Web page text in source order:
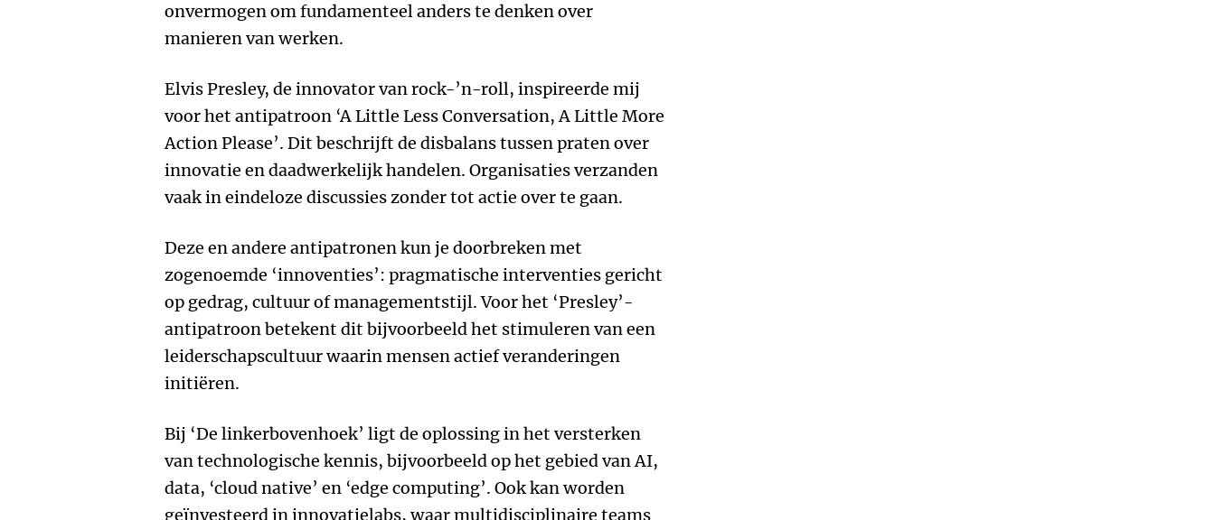
onvermogen om fundamenteel anders te denken over
manieren van werken.
Elvis Presley, de innovator van rock-’n-roll, inspireerde mij
voor het antipatroon ‘A Little Less Conversation, A Little More
Action Please’. Dit beschrijft de disbalans tussen praten over
innovatie en daadwerkelijk handelen. Organisaties verzanden
vaak in eindeloze discussies zonder tot actie over te gaan.
Deze en andere antipatronen kun je doorbreken met
zogenoemde ‘innoventies’: pragmatische interventies gericht
op gedrag, cultuur of managementstijl. Voor het ‘Presley’-
antipatroon betekent dit bijvoorbeeld het stimuleren van een
leiderschapscultuur waarin mensen actief veranderingen
initiëren.
Bij ‘De linkerbovenhoek’ ligt de oplossing in het versterken
van technologische kennis, bijvoorbeeld op het gebied van AI,
data, ‘cloud native’ en ‘edge computing’. Ook kan worden
geïnvesteerd in innovatielabs, waar multidisciplinaire teams